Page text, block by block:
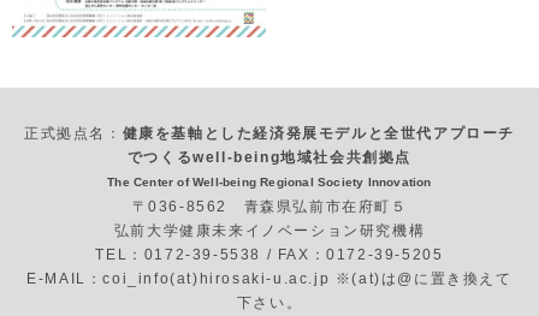
正式拠点名： 健康を基軸とした経済発展モデルと全世代アプローチ
でつくるwell-being地域社会共創拠点
The Center of Well-being Regional Society Innovation
〒036-8562 青森県弘前市在府町５
弘前大学健康未来イノベーション研究機構
TEL：0172-39-5538 / FAX：0172-39-5205
E-MAIL：coi_info(at)hirosaki-u.ac.jp ※(at)は@に置き換えて
下さい。